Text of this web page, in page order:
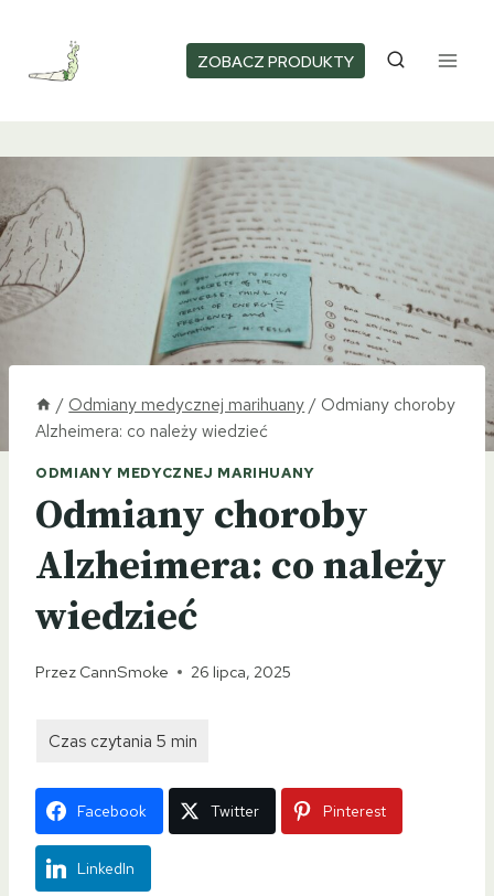
treści
ZOBACZ PRODUKTY
/ Odmiany medycznej marihuany / Odmiany choroby
Alzheimera: co należy wiedzieć
ODMIANY MEDYCZNEJ MARIHUANY
Odmiany choroby
Alzheimera: co należy
wiedzieć
Przez CannSmoke 26 lipca, 2025
Facebook Twitter Pinterest
LinkedIn